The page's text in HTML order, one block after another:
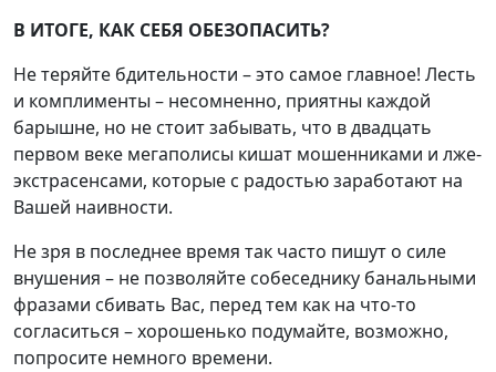
В ИТОГЕ, КАК СЕБЯ ОБЕЗОПАСИТЬ?
Не теряйте бдительности – это самое главное! Лесть
и комплименты – несомненно, приятны каждой
барышне, но не стоит забывать, что в двадцать
первом веке мегаполисы кишат мошенниками и лже-
экстрасенсами, которые с радостью заработают на
Вашей наивности.
Не зря в последнее время так часто пишут о силе
внушения – не позволяйте собеседнику банальными
фразами сбивать Вас, перед тем как на что-то
согласиться – хорошенько подумайте, возможно,
попросите немного времени.